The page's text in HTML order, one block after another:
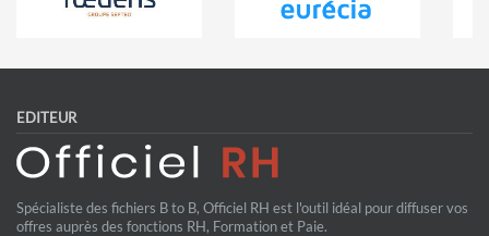
EDITEUR
Spécialiste des fichiers B to B, Officiel RH est l'outil idéal pour diffuser vos
offres auprès des fonctions RH, Formation et Paie.